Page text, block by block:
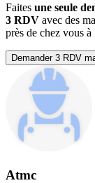
Faites une seule
3 RDV avec des
près de chez vous
Demander 3 RDV
Atmc